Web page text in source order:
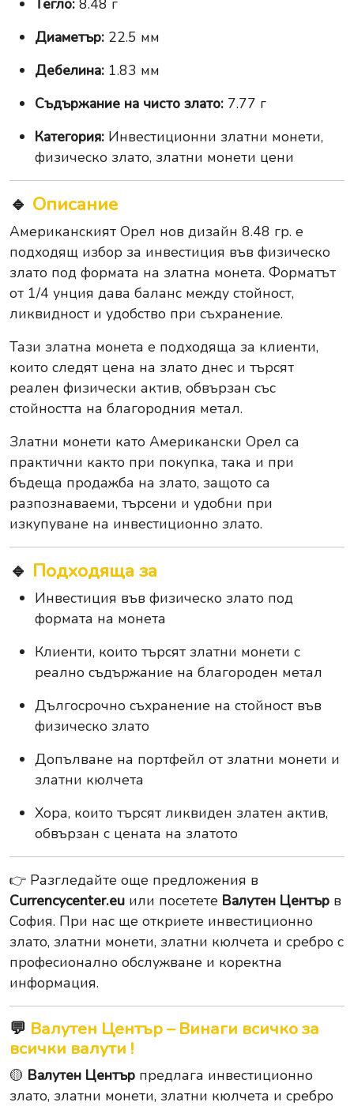
Тегло: 8.48 г
Диаметър: 22.5 мм
Дебелина: 1.83 мм
Съдържание на чисто злато: 7.77 г
Категория: Инвестиционни златни монети,
физическо злато, златни монети цени
🔹 Описание
Американският Орел нов дизайн 8.48 гр. е
подходящ избор за инвестиция във физическо
злато под формата на златна монета. Форматът
от 1/4 унция дава баланс между стойност,
ликвидност и удобство при съхранение.
Тази златна монета е подходяща за клиенти,
които следят цена на злато днес и търсят
реален физически актив, обвързан със
стойността на благородния метал.
Златни монети като Американски Орел са
практични както при покупка, така и при
бъдеща продажба на злато, защото са
разпознаваеми, търсени и удобни при
изкупуване на инвестиционно злато.
🔹 Подходяща за
Инвестиция във физическо злато под
формата на монета
Клиенти, които търсят златни монети с
реално съдържание на благороден метал
Дългосрочно съхранение на стойност във
физическо злато
Допълване на портфейл от златни монети и
златни кюлчета
Хора, които търсят ликвиден златен актив,
обвързан с цената на златото
👉 Разгледайте още предложения в
Currencycenter.eu или посетете Валутен Център в
София. При нас ще откриете инвестиционно
злато, златни монети, златни кюлчета и сребро с
професионално обслужване и коректна
информация.
💬 Валутен Център – Винаги всичко за
всички валути !
🟡 Валутен Център предлага инвестиционно
злато, златни монети, златни кюлчета и сребро